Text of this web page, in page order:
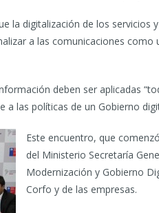
la digitalización de los
a las comunicaciones
deben ser aplicadas
las políticas de un Gobierno
Este encuentro, que
del Ministerio Secretaría
Modernización y Gobierno
Corfo y de las empresas.